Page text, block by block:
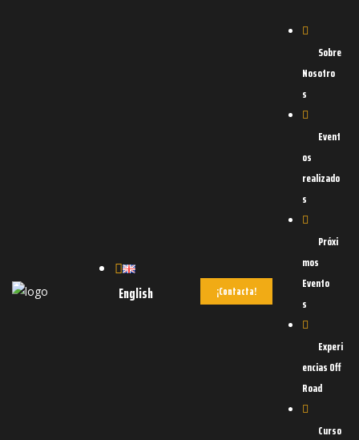
English ¡Contacta!
Sobre
Nosotro
s
Event
os
realizado
s
Próxi
mos
Evento
s
Experi
encias Off
Road
Curso